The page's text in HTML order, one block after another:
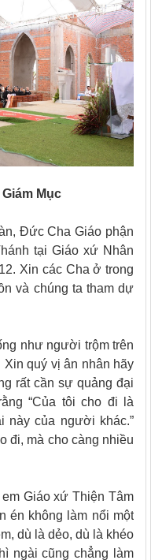
Mục
Đức Cha Giáo phận
tại Giáo xứ Nhân
Xin các Cha ở trong
và chúng ta tham dự
như người trộm trên
Xin quý vị ân nhân hãy
rất cần sự quảng đại
“Của tôi cho đi là
này của người khác.”
đi, mà cho càng nhiều
Giáo xứ Thiện Tâm
én không làm nổi một
dù là dẻo, dù là khéo
ngài cũng chẳng làm